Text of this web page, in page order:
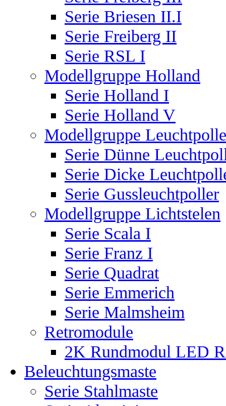
Serie Briesen II.I
Serie Freiberg II
Serie RSL I
Modellgruppe Holland
Serie Holland I
Serie Holland V
Modellgruppe
Serie Dünne
Serie Dicke
Serie Gussleuchtpoller
Modellgruppe Lichtstelen
Serie Scala I
Serie Franz I
Serie Quadrat
Serie Emmerich
Serie Malmsheim
Retromodule
2K Rundmodul LED
Beleuchtungsmaste
Serie Stahlmaste